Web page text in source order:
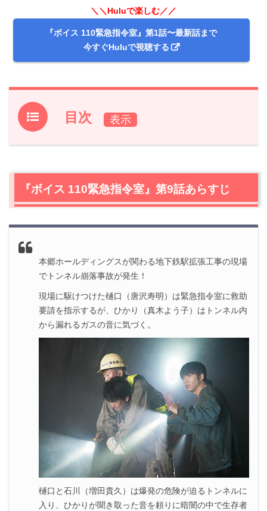
＼＼Huluで楽しむ／／
『ボイス 110緊急指令室』第1話〜最新話まで
今すぐHuluで視聴する
目次
1.『ボイス 110緊急指令室』第9話あらすじ
3.【ネタバレ】『ボイス 110緊急指令室』第9話の感想
3.4 石川刑事（増田貴久）が内通者になった理由
3.5
3.6雫（伊勢谷友介）の殺人衝動
3.7雫（伊勢谷友介）に捕まる石川刑事（増田貴久）
『ボイス 110緊急指令室』第9話まとめ
『ボイス 110緊急指令室』をフルで見れるVOD一覧
『ボイス 110緊急指令室』の他話ネタバレ記事一覧
『ボイス 110緊急指令室』第9話あらすじ
本郷ホールディングスが関わる地下鉄駅拡張工事の現場
でトンネル崩落事故が発生！
現場に駆けつけた樋口（唐沢寿明）は緊急指令室に救助
要請を指示するが、ひかり（真木よう子）はトンネル内
から漏れるガスの音に気づく。
樋口と石川（増田貴久）は爆発の危険が迫るトンネルに
入り、ひかりが聞き取った音を頼りに暗闇の中で生存者